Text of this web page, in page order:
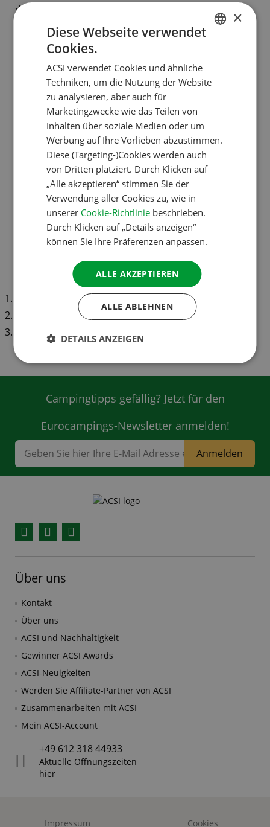
durchschnittlich 33 Tage. Beliebteste Monate für
Camper ohne Kinder sind Mai, Juni und September.
Für die mit Kindern sind das Juni, Juli und August.
Der sonnige Süden gewinnt (wieder) an
Beliebtheit
Obwohl Camping im eigenen Land nach wie vor
beliebt ist, träumt man bereits vom Urlaub in Italien.
Im Vergleich zu einer ähnlichen Erhebung im
Frühjahr 2020 zu Beginn der Corona-Krise, geben
jetzt 28% der Befragten an, nach Italien fahren zu
wollen; letztes Jahr vergleichsweise nur 11%.
Unterschiede gibt es auch für Frankreich (17% für
2020 vs. 24% für 2021) und Kroatien ( 15% für 2020
vs. 22% für 2021).
Top 3 der Campingziele
Frankreich
Campingtipps gefällig? Jetzt für den
Eurocampings-Newsletter anmelden!
Anmelden
Über uns
Kontakt
Über uns
ACSI und Nachhaltigkeit
Gewinner ACSI Awards
ACSI-Neuigkeiten
Werden Sie Affiliate-Partner von ACSI
Zusammenarbeiten mit ACSI
Mein ACSI-Account
+49 612 318 44933
Aktuelle Öffnungszeiten
hier
Impressum Cookies
DANISH
SPANISH
×
Diese Webseite verwendet
Cookies.
ACSI verwendet Cookies und ähnliche
Techniken, um die Nutzung der Website
zu analysieren, aber auch für
Marketingzwecke wie das Teilen von
Inhalten über soziale Medien oder um
Werbung auf Ihre Vorlieben abzustimmen.
Diese (Targeting-)Cookies werden auch
von Dritten platziert. Durch Klicken auf
„Alle akzeptieren“ stimmen Sie der
Verwendung aller Cookies zu, wie in
unserer Cookie-Richtlinie beschrieben.
Durch Klicken auf „Details anzeigen“
können Sie Ihre Präferenzen anpassen.
ALLE AKZEPTIEREN
ALLE ABLEHNEN
DETAILS ANZEIGEN